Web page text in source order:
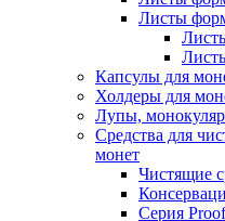
Листы
Капсулы для
Холдеры для
Лупы,
Средства для
монет
Чистящие
Серия Proof